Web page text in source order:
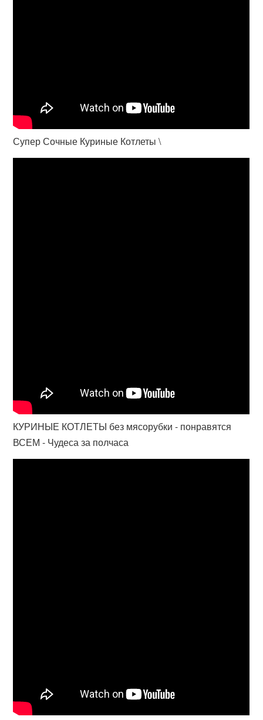
Супер Сочные Куриные Котлеты \
КУРИНЫЕ КОТЛЕТЫ без мясорубки - понравятся
ВСЕМ - Чудеса за полчаса